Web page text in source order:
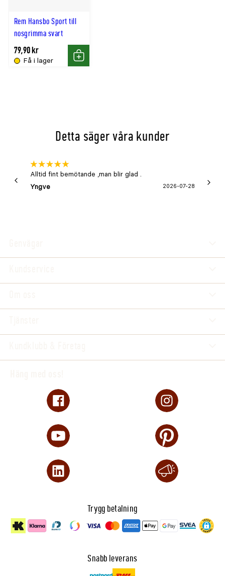
Rem Hansbo Sport till
nosgrimma svart
Få i lager
79,90 kr
Köp
Detta säger våra kunder
Alltid fint bemötande ,man blir glad .
Yngve
2026-07-28
Trygg betalning
Snabb leverans